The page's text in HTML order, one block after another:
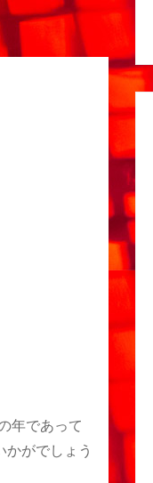
年であって
がでしょう